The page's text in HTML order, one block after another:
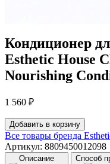
Кондиционер
Esthetic House
Nourishing
1 560 ₽
Количество
товара
Кондиционер
для
Добавить в корзину
Все товары бренда
Артикул: 8809450012098
Описание Способ